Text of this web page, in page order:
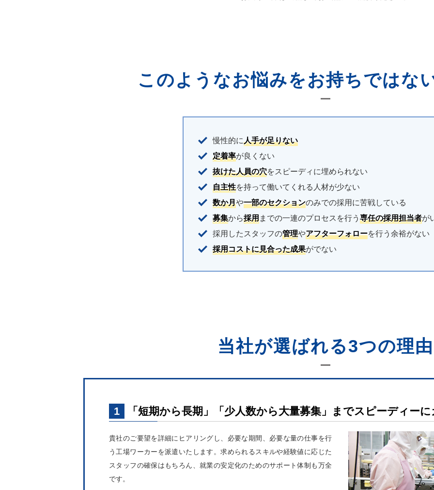
このようなお悩みをお持ちではな
慢性的に人手が足りない
定着率が良くない
抜けた人員の穴をスピーディに埋められない
自主性を持って働いてくれる人材が少ない
数か月や一部のセクションのみでの採用に苦戦している
募集から採用までの一連のプロセスを行う 専任の採用担当者が
採用したスタッフの管理やアフターフォローを行う余裕がない
採用コストに見合った成果がでない
当社が選ばれる3つの理由
1 「短期から長期」「少人数から大量募集」までスピーディー
貴社のご要望を詳細にヒアリングし、必要な期間、必要な量の仕事を行
う工場ワーカーを派遣いたします。求められるスキルや経験値に応じた
スタッフの確保はもちろん、就業の安定化のためのサポート体制も万全
です。